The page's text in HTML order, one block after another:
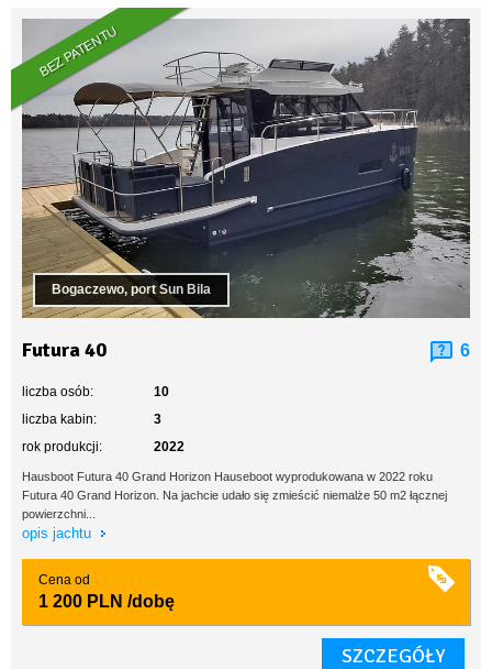
BEZ PATENTU
Bogaczewo, port Sun Bila
Futura 40 6
liczba osób:
10
liczba kabin:
3
rok produkcji:
2022
Hausboot Futura 40 Grand Horizon Hauseboot wyprodukowana w 2022 roku
Futura 40 Grand Horizon. Na jachcie udało się zmieścić niemalże 50 m2 łącznej
powierzchni...
opis jachtu
Cena od
1 200 PLN /dobę
SZCZEGÓŁY